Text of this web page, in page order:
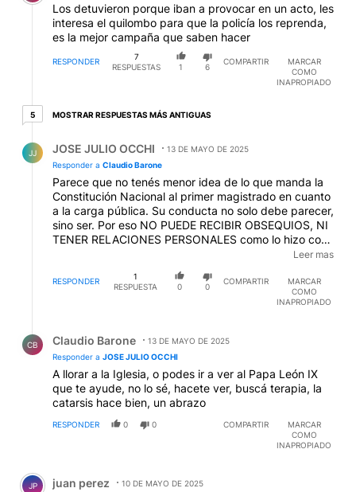
Los detuvieron porque iban a provocar en un acto, les
interesa el quilombo para que la policía los reprenda,
es la mejor campaña que saben hacer
RESPONDER
7
RESPUESTAS
1 6
COMPARTIR
MARCAR
COMO
INAPROPIADO
55 respuestas más antiguas
MOSTRAR RESPUESTAS MÁS ANTIGUAS
JJ JOSE JULIO OCCHI
13 DE MAYO DE 2025
Responder a Claudio Barone
Parece que no tenés menor idea de lo que manda la
Constitución Nacional al primer magistrado en cuanto
a la carga pública. Su conducta no solo debe parecer,
sino ser. Por eso NO PUEDE RECIBIR OBSEQUIOS, NI
TENER RELACIONES PERSONALES como lo hizo con
los truhanes de la cripto libra, razón por lo que se lo
"encartado judicialmente" en la denuncia de estafa.
Mas allá de tus limitaciones, no necesito que me
cuentes de la inflación pasada por tu edad. Tengo
"neoliberales con botas" por falta de votos tratando
de aplacar la inflación. Lo que me queda claro es que
no tenes idea como esta en rentabilidad negativo el
agro. Y producir arroz, te pone en volumenes fisicos
40% negativo en dolares. La deuda publica
subsidiando el dolar nos llevo a gastar 32.000 palitos
verdes, para inflación del 3% en dolares. Cuando la
anual en EE.UU es del 8%, pero me queda claro. El
Leer mas
RESPONDER
1
RESPUESTA
0 0
COMPARTIR
MARCAR
COMO
INAPROPIADO
CB Claudio Barone
13 DE MAYO DE 2025
Responder a JOSE JULIO OCCHI
A llorar a la Iglesia, o podes ir a ver al Papa León IX
que te ayude, no lo sé, hacete ver, buscá terapia, la
catarsis hace bien, un abrazo
RESPONDER 0 0 COMPARTIR
MARCAR
COMO
INAPROPIADO
Comentario de juan perez.
JP juan perez 10 DE MAYO DE 2025